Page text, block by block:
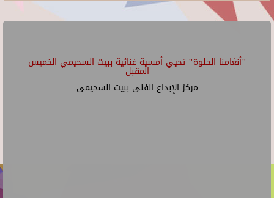
"أنغامنا الحلوة" تحيي أمسية غنائية ببيت السحيمي الخميس
المقبل
مركز الإبداع الفنى ببيت السحيمى